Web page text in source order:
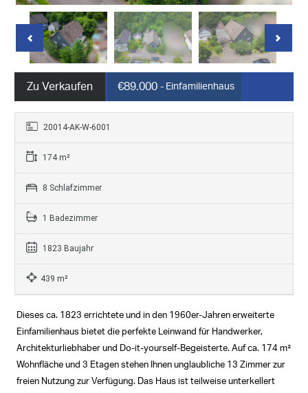
Zu Verkaufen €89.000 - Einfamilienhaus
20014-AK-W-6001
174 m²
8 Schlafzimmer
1 Badezimmer
1823 Baujahr
439 m²
Dieses ca. 1823 errichtete und in den 1960er-Jahren erweiterte
Einfamilienhaus bietet die perfekte Leinwand für Handwerker,
Architekturliebhaber und Do-it-yourself-Begeisterte. Auf ca. 174 m²
Wohnfläche und 3 Etagen stehen Ihnen unglaubliche 13 Zimmer zur
freien Nutzung zur Verfügung. Das Haus ist teilweise unterkellert